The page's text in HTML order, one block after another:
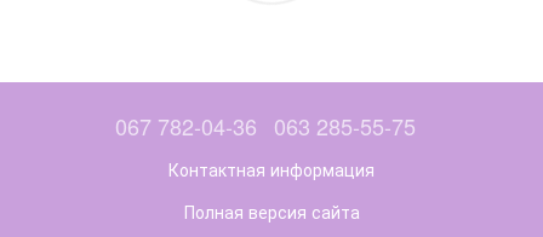
067 782-04-36 063 285-55-75
Контактная информация
Полная версия сайта